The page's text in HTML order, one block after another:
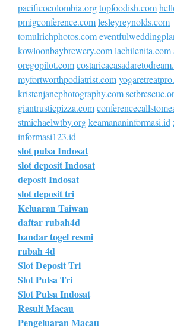
pacificocolombia.orgtopfoodish.com
pmigconference.comlesleyreynolds.com
tomulrichphotos.com
kowloonbaybrewery.comlachilenita.com
oregopilot.com
myfortworthpodiatrist.com
kristenjanephotography.com
giantrusticpizza.com
stmichaelwtby.orgkeamananinformasi.id
informasi123.id
slot pulsa Indosat
slot deposit Indosat
deposit Indosat
slot deposit tri
Keluaran Taiwan
daftar rubah4d
bandar togel resmi
rubah 4d
Slot Deposit Tri
Slot Pulsa Tri
Slot Pulsa Indosat
Result Macau
Pengeluaran Macau